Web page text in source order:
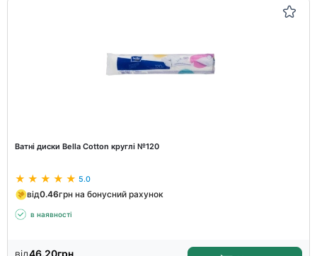
Ватні диски Bella Cotton круглі №120
5.0
від0.46грн на бонусний рахунок
в наявності
від46.20грн